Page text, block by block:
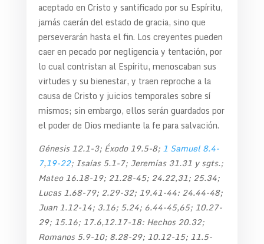
aceptado en Cristo y santificado por su Espíritu,
jamás caerán del estado de gracia, sino que
perseverarán hasta el fin. Los creyentes pueden
caer en pecado por negligencia y tentación, por
lo cual contristan al Espíritu, menoscaban sus
virtudes y su bienestar, y traen reproche a la
causa de Cristo y juicios temporales sobre sí
mismos; sin embargo, ellos serán guardados por
el poder de Dios mediante la fe para salvación.
Génesis 12.1-3; Éxodo 19.5-8; 1 Samuel 8.4-
7,19-22; Isaías 5.1-7; Jeremías 31.31 y sgts.;
Mateo 16.18-19; 21.28-45; 24.22,31; 25.34;
Lucas 1.68-79; 2.29-32; 19.41-44: 24.44-48;
Juan 1.12-14; 3.16; 5.24; 6.44-45,65; 10.27-
29; 15.16; 17.6,12.17-18: Hechos 20.32;
Romanos 5.9-10; 8.28-29; 10.12-15; 11.5-